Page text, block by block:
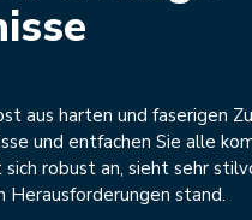
aus harten und faserigen
und entfachen Sie alle
robust an, sieht sehr
Herausforderungen stand.